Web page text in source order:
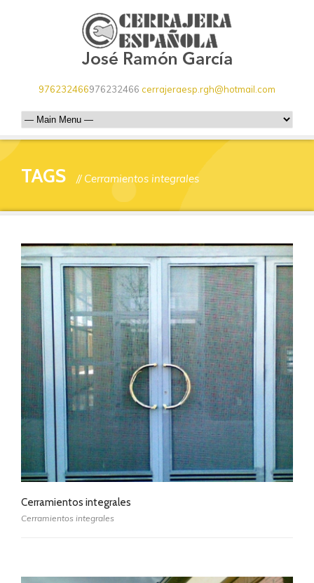
976232466976232466 cerrajeraesp.rgh@hotmail.com
TAGS // Cerramientos integrales
Cerramientos integrales
Cerramientos integrales